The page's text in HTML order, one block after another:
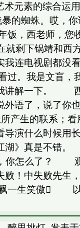
元素的综合运
蜘蛛。哎，你
，西老师，您
下锅靖和西方
我连电视剧都
。我是文盲，我
我讲解一下。
语了，说了你
产生的联系；看
演什么时候用
江湖》真是不
你怎么了？ 观
失败！中失败
一生笑傲 以